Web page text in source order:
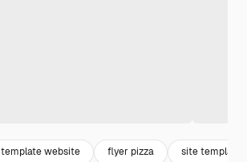
template website flyer pizza site template